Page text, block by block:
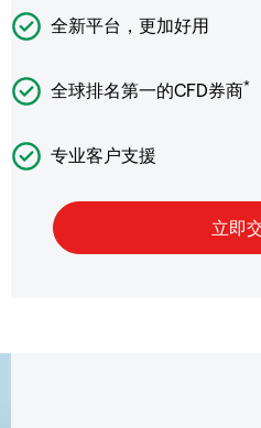
全新平台，更加好用
全球排名第一的CFD券商*
专业客户支援